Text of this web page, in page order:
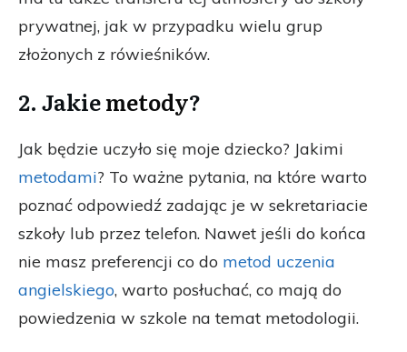
prywatnej, jak w przypadku wielu grup
złożonych z rówieśników.
2. Jakiemetody?
Jak będzie uczyło się moje dziecko? Jakimi
metodami? To ważne pytania, na które warto
poznać odpowiedź zadając je w sekretariacie
szkoły lub przez telefon. Nawet jeśli do końca
nie masz preferencji co do metod uczenia
angielskiego, warto posłuchać, co mają do
powiedzenia w szkole na temat metodologii.